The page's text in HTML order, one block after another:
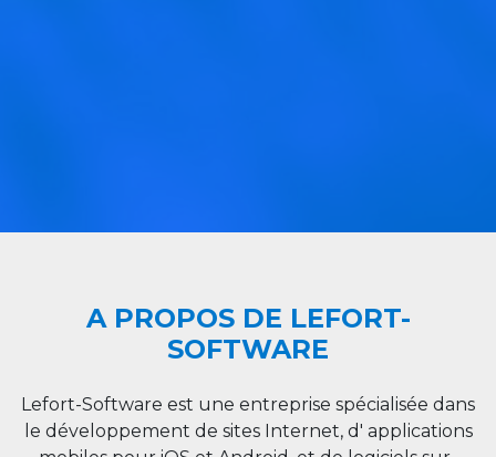
A PROPOS DE LEFORT-
SOFTWARE
Lefort-Software est une entreprise spécialisée dans
le développement de sites Internet, d' applications